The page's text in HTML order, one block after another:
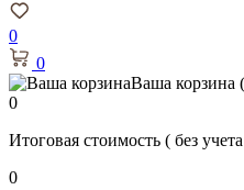
0
0
Ваша корзина
0
Итоговая стоимость ( без
0